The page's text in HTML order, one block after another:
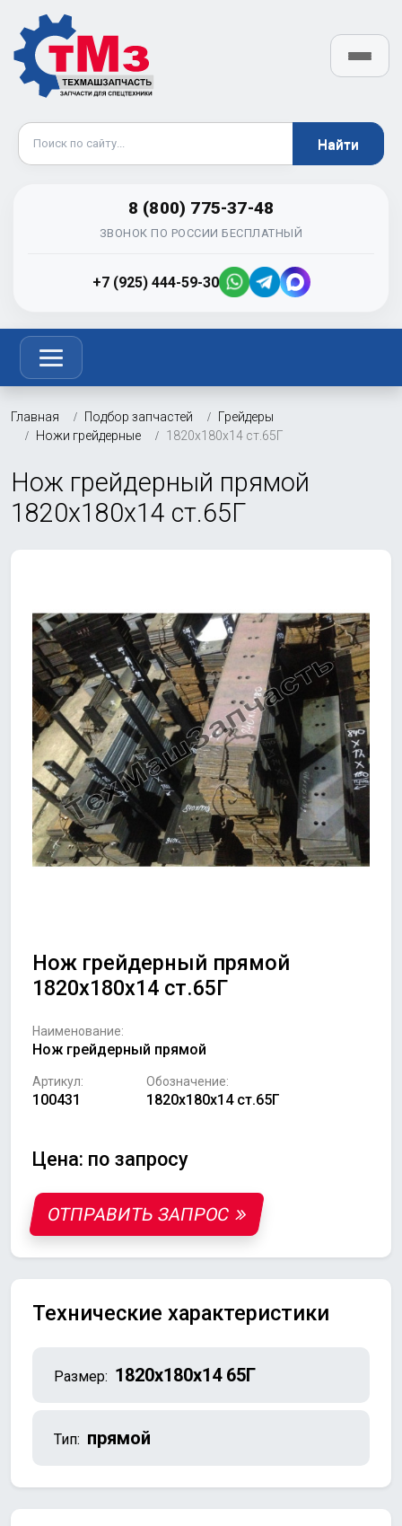
8 (800) 775-37-48
ЗВОНОК ПО РОССИИ БЕСПЛАТНЫЙ
+7 (925) 444-59-30
Главная Подбор запчастей
Грейдеры
Ножи грейдерные
1820х180х14 ст.65Г
Нож грейдерный прямой
1820х180х14 ст.65Г
Нож грейдерный прямой
1820х180х14 ст.65Г
Наименование:
Нож грейдерный прямой
Артикул:
100431
Обозначение:
1820х180х14 ст.65Г
Цена: по запросу
ОТПРАВИТЬ ЗАПРОС
Технические характеристики
Размер: 1820х180х14 65Г
Тип: прямой